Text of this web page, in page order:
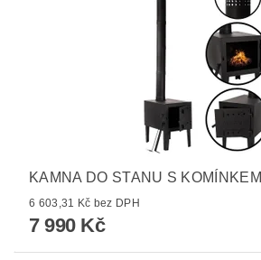
KAMNA DO STANU S KOMÍNKEM
6 603,31 Kč bez DPH
7 990 Kč